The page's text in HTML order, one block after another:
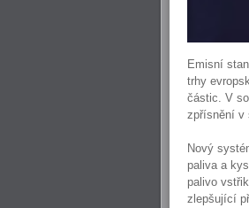
Emisní
trhy
částic. V
zpřísnění v
Nový
paliva a
palivo
zlepšující